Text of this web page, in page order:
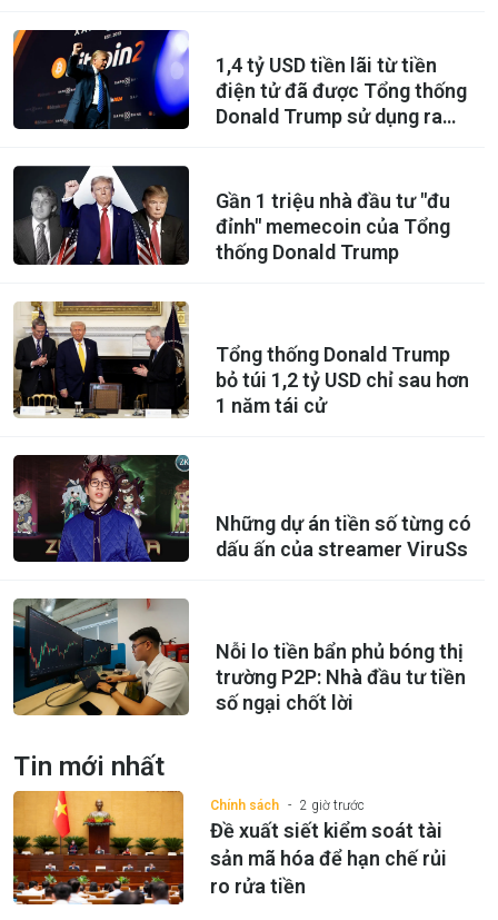
1,4 tỷ USD tiền lãi từ tiền
điện tử đã được Tổng thống
Donald Trump sử dụng ra
Gần 1 triệu nhà đầu tư "đu
đỉnh" memecoin của Tổng
thống Donald Trump
Tổng thống Donald Trump
bỏ túi 1,2 tỷ USD chỉ sau hơn
1 năm tái cử
Những dự án tiền số từng có
dấu ấn của streamer ViruSs
Nỗi lo tiền bẩn phủ bóng thị
trường P2P: Nhà đầu tư tiền
số ngại chốt lời
Tin mới nhất
Chính sách 2 giờ trước
Đề xuất siết kiểm soát tài
sản mã hóa để hạn chế rủi
ro rửa tiền